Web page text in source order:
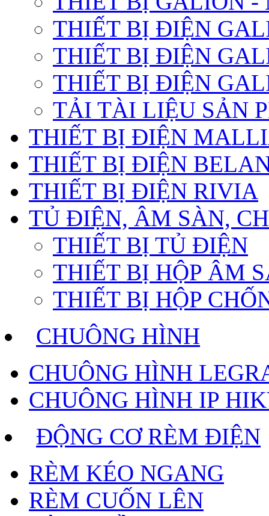
THIẾT BỊ ĐIỆN
THIẾT BỊ ĐIỆN
THIẾT BỊ ĐIỆN
TẢI TÀI LIỆU SẢN
THIẾT BỊ ĐIỆN
THIẾT BỊ ĐIỆN
THIẾT BỊ ĐIỆN RIVIA
TỦ ĐIỆN, ÂM SÀN,
THIẾT BỊ TỦ ĐIỆN
THIẾT BỊ HỘP ÂM
THIẾT BỊ HỘP
CHUÔNG HÌNH
CHUÔNG HÌNH
CHUÔNG HÌNH IP
ĐỘNG CƠ RÈM ĐIỆN
RÈM KÉO NGANG
RÈM CUỐN LÊN